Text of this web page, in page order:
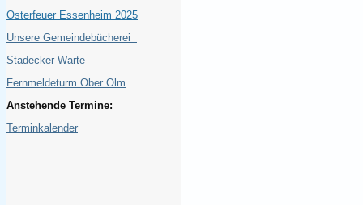
Osterfeuer Essenheim 2025
Unsere Gemeindebücherei
Stadecker Warte
Fernmeldeturm Ober Olm
Anstehende Termine:
Terminkalender